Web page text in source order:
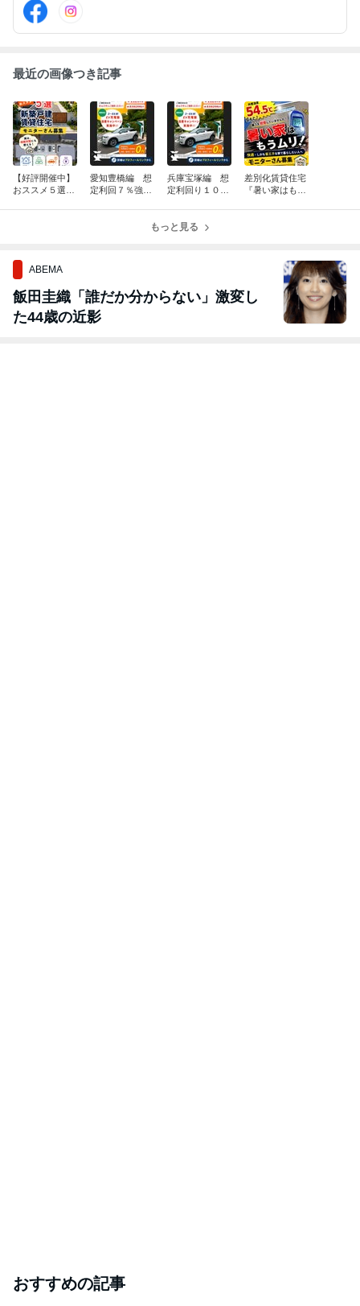
門店です。
最近の画像つき記事
【好評開催中】
おススメ５選
愛知豊橋編 想
定利回７％強
兵庫宝塚編 想
定利回り１０％
に稼ぐ９ 【か
差別化賃貸住宅
『暑い家はもう
もっと見る
ABEMA
飯田圭織「誰だか分からない」激変し
た44歳の近影
おすすめの記事